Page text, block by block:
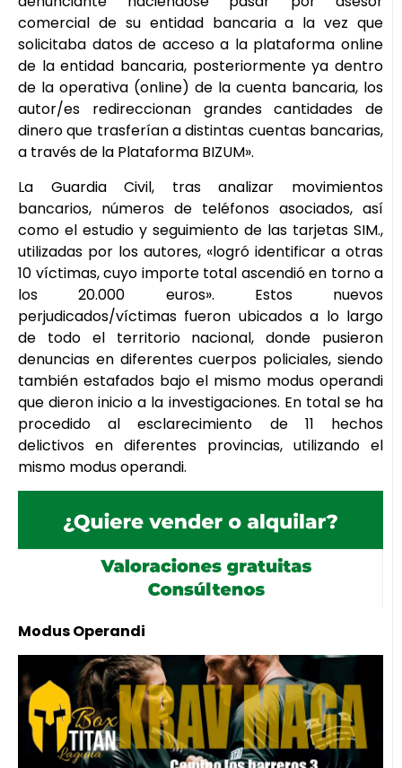
comercial de su entidad bancaria a la vez que
solicitaba datos de acceso a la plataforma online
de la entidad bancaria, posteriormente ya dentro
de la operativa (online) de la cuenta bancaria, los
autor/es redireccionan grandes cantidades de
dinero que trasferían a distintas cuentas bancarias,
a través de la Plataforma BIZUM».
La Guardia Civil, tras analizar movimientos
bancarios, números de teléfonos asociados, así
como el estudio y seguimiento de las tarjetas SIM.,
utilizadas por los autores, «logró identificar a otras
10 víctimas, cuyo importe total ascendió en torno a
los 20.000 euros». Estos nuevos
perjudicados/víctimas fueron ubicados a lo largo
de todo el territorio nacional, donde pusieron
denuncias en diferentes cuerpos policiales, siendo
también estafados bajo el mismo modus operandi
que dieron inicio a la investigaciones. En total se ha
procedido al esclarecimiento de 11 hechos
delictivos en diferentes provincias, utilizando el
mismo modus operandi.
Modus Operandi